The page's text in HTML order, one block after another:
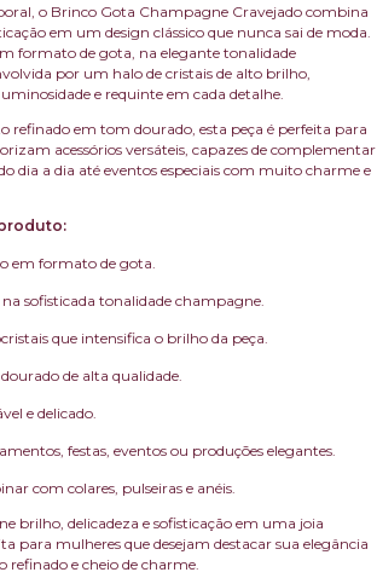
o Brinco Gota Champagne Cravejado combina
em um design clássico que nunca sai de moda.
formato de gota, na elegante tonalidade
por um halo de cristais de alto brilho,
e requinte em cada detalhe.
refinado em tom dourado, esta peça é perfeita para
acessórios versáteis, capazes de complementar
dia a dia até eventos especiais com muito charme e
em formato de gota.
sofisticada tonalidade champagne.
que intensifica o brilho da peça.
de alta qualidade.
e delicado.
festas, eventos ou produções elegantes.
com colares, pulseiras e anéis.
brilho, delicadeza e sofisticação em uma joia
para mulheres que desejam destacar sua elegância
refinado e cheio de charme.